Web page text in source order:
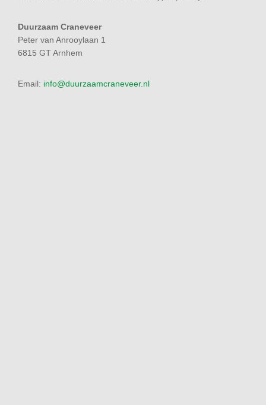
Duurzaam Craneveer
Peter van Anrooylaan 1
6815 GT Arnhem
Email: info@duurzaamcraneveer.nl